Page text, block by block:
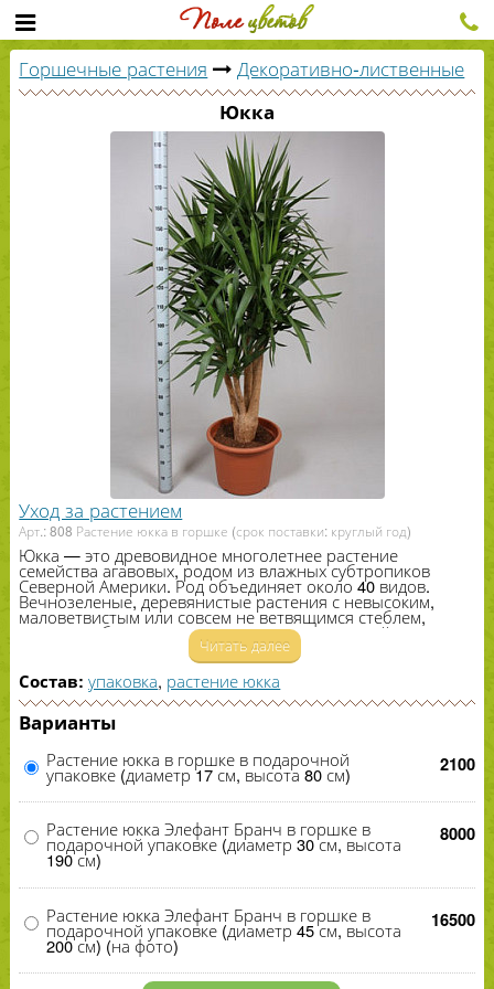
Горшечные растения Декоративно-лиственные
Юкка
Уход за растением
Арт.: 808 Растение юкка в горшке (срок поставки: круглый год)
Юкка — это древовидное многолетнее растение
семейства агавовых, родом из влажных субтропиков
Северной Америки. Род объединяет около40видов.
Вечнозеленые, деревянистые растения с невысоким,
маловетвистым или совсем не ветвящимся стеблем,
иногда стебель почти отсутствует и над землей
возвышается лишь пучок крупных, мечевидных листьев.
Листья расположены спирально. Соцветия очень
крупные, до200см длиной, прямостоячие,
широкораскидистые метелки, выходящие из середины
листовой розетки. Цветки колокольчатые, до7см
длиной, поникающие, белые. Плод — крупная, до
сухая или мясистая коробочка с округлыми, черными
семенами до 1см в диаметре.
Читать далее
Состав: упаковка, растение юкка
Варианты
Растение юкка в горшке в подарочной
упаковке (диаметр 17 см, высота 80 см) 2100
Растение юкка Элефант Бранч в горшке в
подарочной упаковке (диаметр 30 см, высота
190 см)
8000
Растение юкка Элефант Бранч в горшке в
подарочной упаковке (диаметр 45 см, высота
200 см) (на фото)
16500